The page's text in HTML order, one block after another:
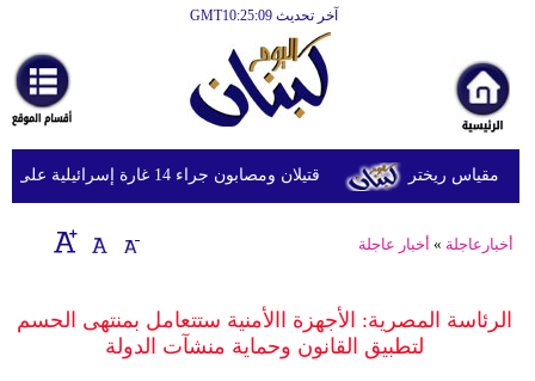
آخر تحديث GMT10:25:09
أخبارعاجلة
رياضة
ثقافة
إقتصاد
وموسيقى
قتيلان ومصابون جراء 14 غارة إسرائيلية على شرق وجنوب لبنان
أخبارعاجلة » أخبار عاجلة
الرئاسة المصرية: الأجهزة االأمنية ستتعامل بمنتهى الحسم
لتطبيق القانون وحماية منشآت الدولة